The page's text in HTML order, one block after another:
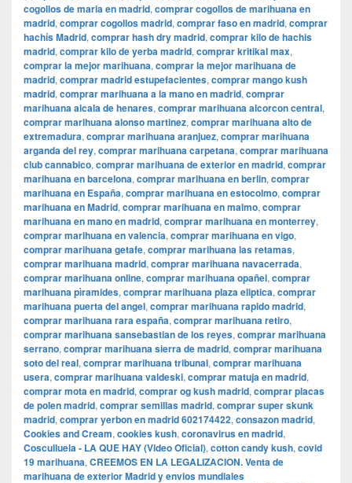
cogollos de maria en madrid, comprar cogollos de marihuana en
madrid, comprar cogollos madrid, comprar faso en madrid, comprar
hachís Madrid, comprar hash dry madrid, comprar kilo de hachis
madrid, comprar kilo de yerba madrid, comprar kritikal max,
comprar la mejor marihuana, comprar la mejor marihuana de
madrid, comprar madrid estupefacientes, comprar mango kush
madrid, comprar marihuana a la mano en madrid, comprar
marihuana alcala de henares, comprar marihuana alcorcon central,
comprar marihuana alonso martinez, comprar marihuana alto de
extremadura, comprar marihuana aranjuez, comprar marihuana
arganda del rey, comprar marihuana carpetana, comprar marihuana
club cannabico, comprar marihuana de exterior en madrid, comprar
marihuana en barcelona, comprar marihuana en berlin, comprar
marihuana en España, comprar marihuana en estocolmo, comprar
marihuana en Madrid, comprar marihuana en malmo, comprar
marihuana en mano en madrid, comprar marihuana en monterrey,
comprar marihuana en valencia, comprar marihuana en vigo,
comprar marihuana getafe, comprar marihuana las retamas,
comprar marihuana madrid, comprar marihuana navacerrada,
comprar marihuana online, comprar marihuana opañel, comprar
marihuana pìramides, comprar marihuana plaza eliptica, comprar
marihuana puerta del angel, comprar marihuana rapido madrid,
comprar marihuana rara españa, comprar marihuana retiro,
comprar marihuana sansebastian de los reyes, comprar marihuana
serrano, comprar marihuana sierra de madrid, comprar marihuana
soto del real, comprar marihuana tribunal, comprar marihuana
usera, comprar marihuana valdeski, comprar matuja en madrid,
comprar mota en madrid, comprar og kush madrid, comprar placas
de polen madrid, comprar semillas madrid, comprar super skunk
madrid, comprar yerbon en madrid 602174422, consazon madrid,
Cookies and Cream, cookies kush, coronavirus en madrid,
Cosculluela - LA QUE HAY (Video Oficial), cotton candy kush, covid
19 marihuana, CREEMOS EN LA LEGALIZACION. Venta de
marihuana de exterior Madrid y envios mundiales